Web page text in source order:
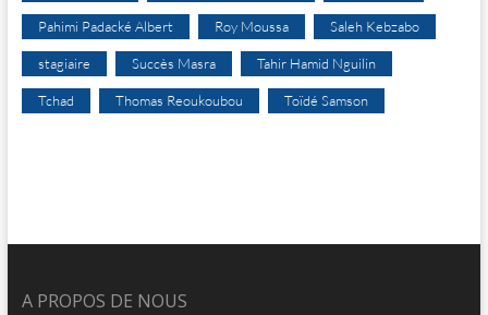
Pahimi Padacké Albert Roy Moussa Saleh Kebzabo
stagiaire Succès Masra Tahir Hamid Nguilin
Tchad Thomas Reoukoubou Toïdé Samson
A PROPOS DE NOUS